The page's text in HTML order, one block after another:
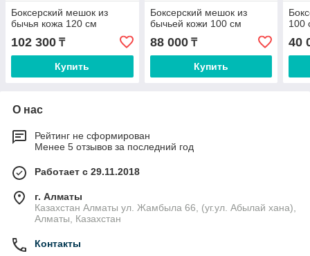
Боксерский мешок из
бычья кожа 120 см
102 300 ₸
Купить
Боксерский мешок из
бычьей кожи 100 см
88 000₸
Купить
100
40
О нас
Рейтинг не сформирован
Менее 5 отзывов за последний год
Работает с 29.11.2018
г. Алматы
Казахстан Алматы ул. Жамбыла 66, (уг.ул. Абылай хана),
Алматы, Казахстан
Контакты